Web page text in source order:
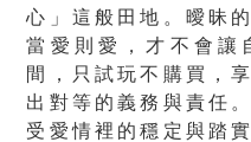
心」這般田地。曖昧
當愛則愛，才不會讓
間，只試玩不購買，
出對等的義務與責任
受愛情裡的穩定與踏實